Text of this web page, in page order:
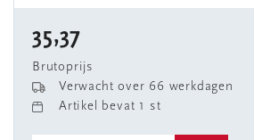
35,37
Brutoprijs
Verwacht over 66 werkdagen
Artikel bevat 1 st